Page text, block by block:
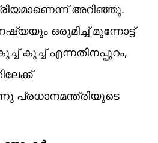
അറിഞ്ഞു.
ഒരുമിച്ച് മുന്നോട്ട്
കുച്ച് എന്നതിനപ്പുറം,
പ്രധാനമന്ത്രിയുടെ